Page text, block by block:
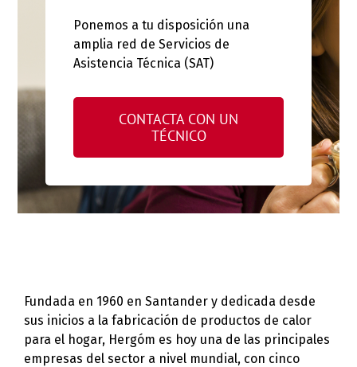
Ponemos a tu disposición una
amplia red de Servicios de
Asistencia Técnica (SAT)
CONTACTA CON UN
TÉCNICO
Fundada en 1960 en Santander y dedicada desde
sus inicios a la fabricación de productos de calor
para el hogar, Hergóm es hoy una de las principales
empresas del sector a nivel mundial, con cinco